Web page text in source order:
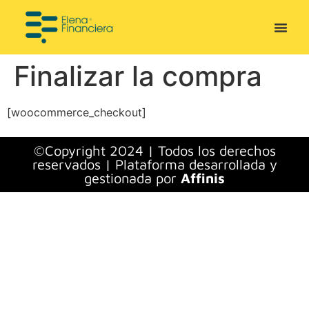
Finalizar la compra
[woocommerce_checkout]
©Copyright 2024 | Todos los derechos
reservados | Plataforma desarrollada y
gestionada por Affinis